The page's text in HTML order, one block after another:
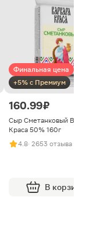
Финальная цена
+5% с Премиум
160.99 ₽
Сыр Сметанковый Варвара
Краса 50% 160г
4.8· 2653 отзыва
В корзину